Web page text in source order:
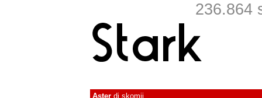
236.864
Aster di skomii